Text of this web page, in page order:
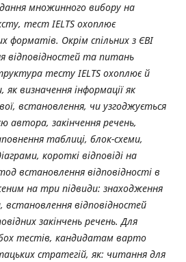
множинного вибору на
тестIELTSохоплює
форматів. Окрім спільних з ЄВІ
відповідностей та питань
тестуIELTSохоплює й
визначення інформації як
встановлення, чи узгоджується
автора, закінчення речень,
таблиці, блок-схеми,
короткі відповіді на
встановлення відповідності в
на три підвиди: знаходження
встановлення відповідностей
закінчень речень. Для
тестів, кандидатам варто
стратегій, як: читання для